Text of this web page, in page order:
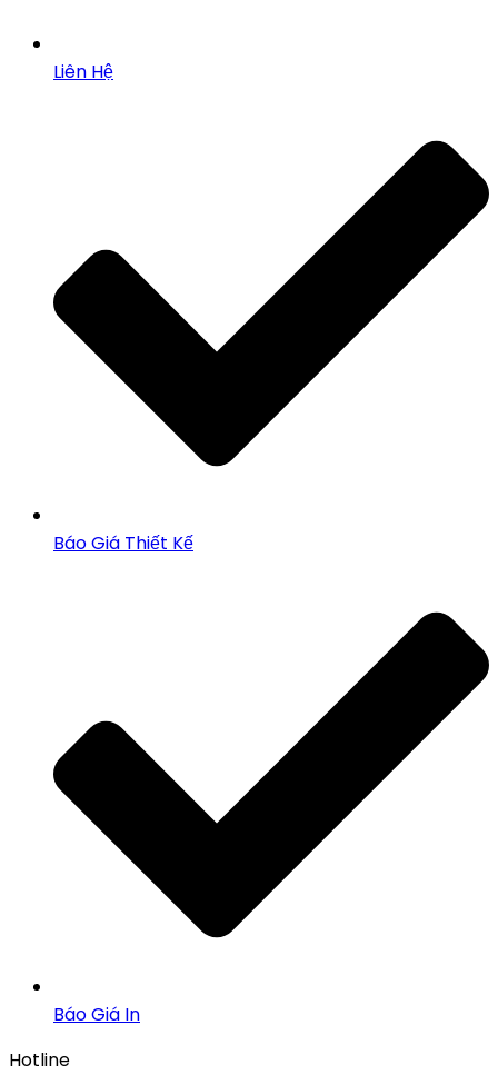
Liên Hệ
Báo Giá Thiết Kế
Báo Giá In
Hotline